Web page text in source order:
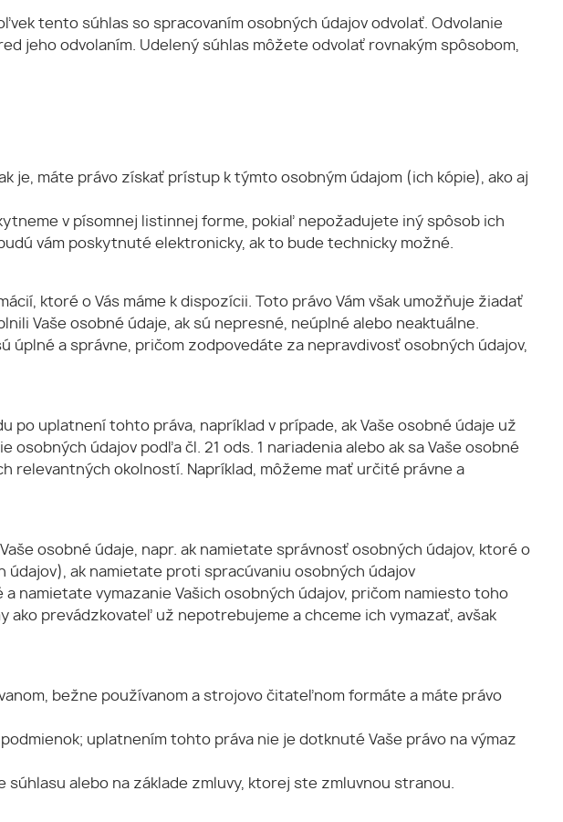
tento súhlas so spracovaním osobných údajov odvolať. Odvolanie
jeho odvolaním. Udelený súhlas môžete odvolať rovnakým spôsobom,
je, máte právo získať prístup k týmto osobným údajom (ich kópie), ako aj
v písomnej listinnej forme, pokiaľ nepožadujete iný spôsob ich
vám poskytnuté elektronicky, ak to bude technicky možné.
ktoré o Vás máme k dispozícii. Toto právo Vám však umožňuje žiadať
Vaše osobné údaje, ak sú nepresné, neúplné alebo neaktuálne.
a správne, pričom zodpovedáte za nepravdivosť osobných údajov,
po uplatnení tohto práva, napríklad v prípade, ak Vaše osobné údaje už
údajov podľa čl. 21 ods. 1 nariadenia alebo ak sa Vaše osobné
relevantných okolností. Napríklad, môžeme mať určité právne a
osobné údaje, napr. ak namietate správnosť osobných údajov, ktoré o
údajov), ak namietate proti spracúvaniu osobných údajov
namietate vymazanie Vašich osobných údajov, pričom namiesto toho
prevádzkovateľ už nepotrebujeme a chceme ich vymazať, avšak
bežne používanom a strojovo čitateľnom formáte a máte právo
uplatnením tohto práva nie je dotknuté Vaše právo na výmaz
súhlasu alebo na základe zmluvy, ktorej ste zmluvnou stranou.